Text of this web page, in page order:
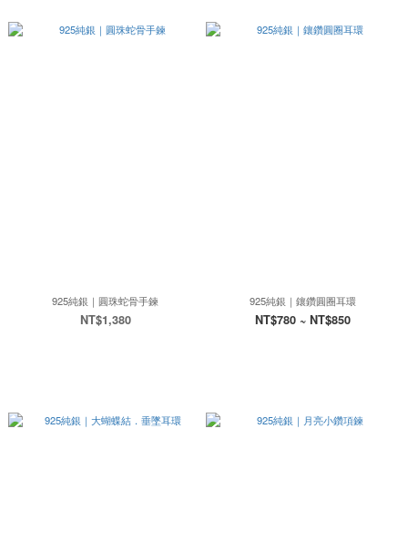
925純銀｜圓珠蛇骨手鍊
NT$1,380
925純銀｜鑲鑽圓圈耳環
NT$780 ~ NT$850